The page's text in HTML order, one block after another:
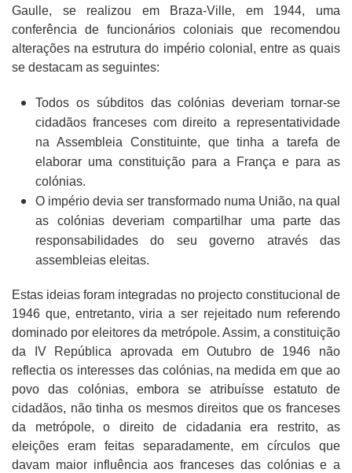
Gaulle, se realizou em Braza-Ville, em 1944, uma
conferência de funcionários coloniais que recomendou
alterações na estrutura do império colonial, entre as quais
se destacam as seguintes:
Todos os súbditos das colónias deveriam tornar-se
cidadãos franceses com direito a representatividade
na Assembleia Constituinte, que tinha a tarefa de
elaborar uma constituição para a França e para as
colónias.
O império devia ser transformado numa União, na qual
as colónias deveriam compartilhar uma parte das
responsabilidades do seu governo através das
assembleias eleitas.
Estas ideias foram integradas no projecto constitucional de
1946 que, entretanto, viria a ser rejeitado num referendo
dominado por eleitores da metrópole. Assim, a constituição
da IV República aprovada em Outubro de 1946 não
reflectia os interesses das colónias, na medida em que ao
povo das colónias, embora se atribuísse estatuto de
cidadãos, não tinha os mesmos direitos que os franceses
da metrópole, o direito de cidadania era restrito, as
eleições eram feitas separadamente, em círculos que
davam maior influência aos franceses das colónias e a